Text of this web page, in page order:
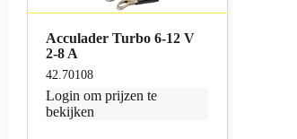
Acculader Turbo 6-12 V
2-8 A
42.70108
Login om prijzen te
bekijken